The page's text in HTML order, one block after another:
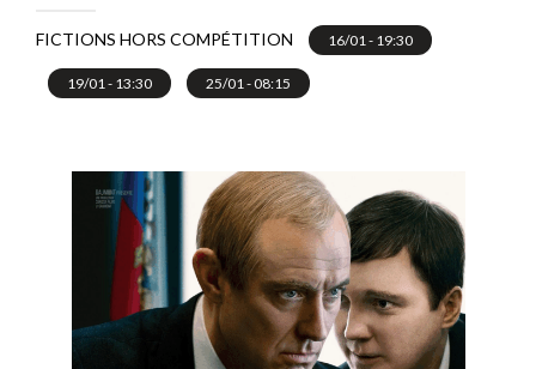
FICTIONS HORS COMPÉTITION 16/01 - 19:30
19/01 - 13:30 25/01 - 08:15